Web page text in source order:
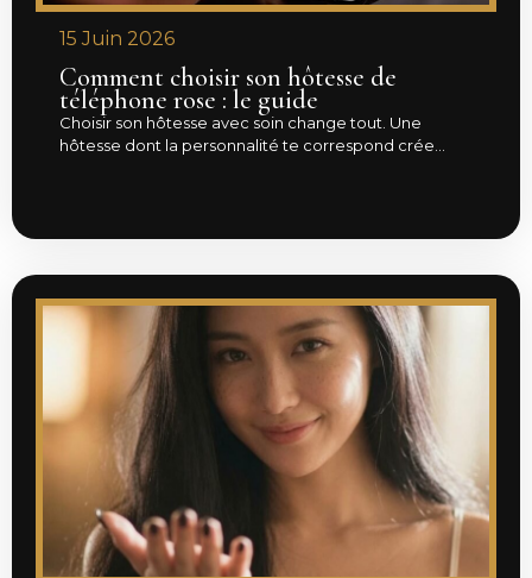
15 Juin 2026
Comment choisir son hôtesse de
téléphone rose : le guide
Choisir son hôtesse avec soin change tout. Une
hôtesse dont la personnalité te correspond crée...